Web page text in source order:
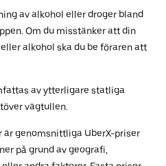
av alkohol eller droger bland
Om du misstänker att din
alkohol ska du be föraren att
av ytterligare statliga
vägtullen.
är genomsnittliga UberX-priser
på grund av geografi,